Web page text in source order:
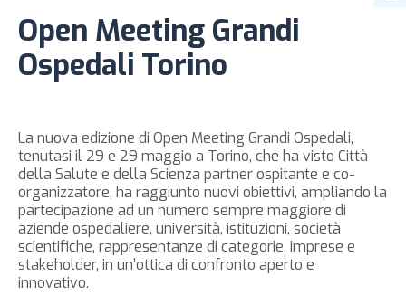
Open Meeting Grandi
Ospedali Torino
La nuova edizione di Open Meeting Grandi Ospedali,
tenutasi il 29 e 29 maggio a Torino, che ha visto Città
della Salute e della Scienza partner ospitante e co-
organizzatore, ha raggiunto nuovi obiettivi, ampliando la
partecipazione ad un numero sempre maggiore di
aziende ospedaliere, università, istituzioni, società
scientifiche, rappresentanze di categorie, imprese e
stakeholder, in un’ottica di confronto aperto e
innovativo.